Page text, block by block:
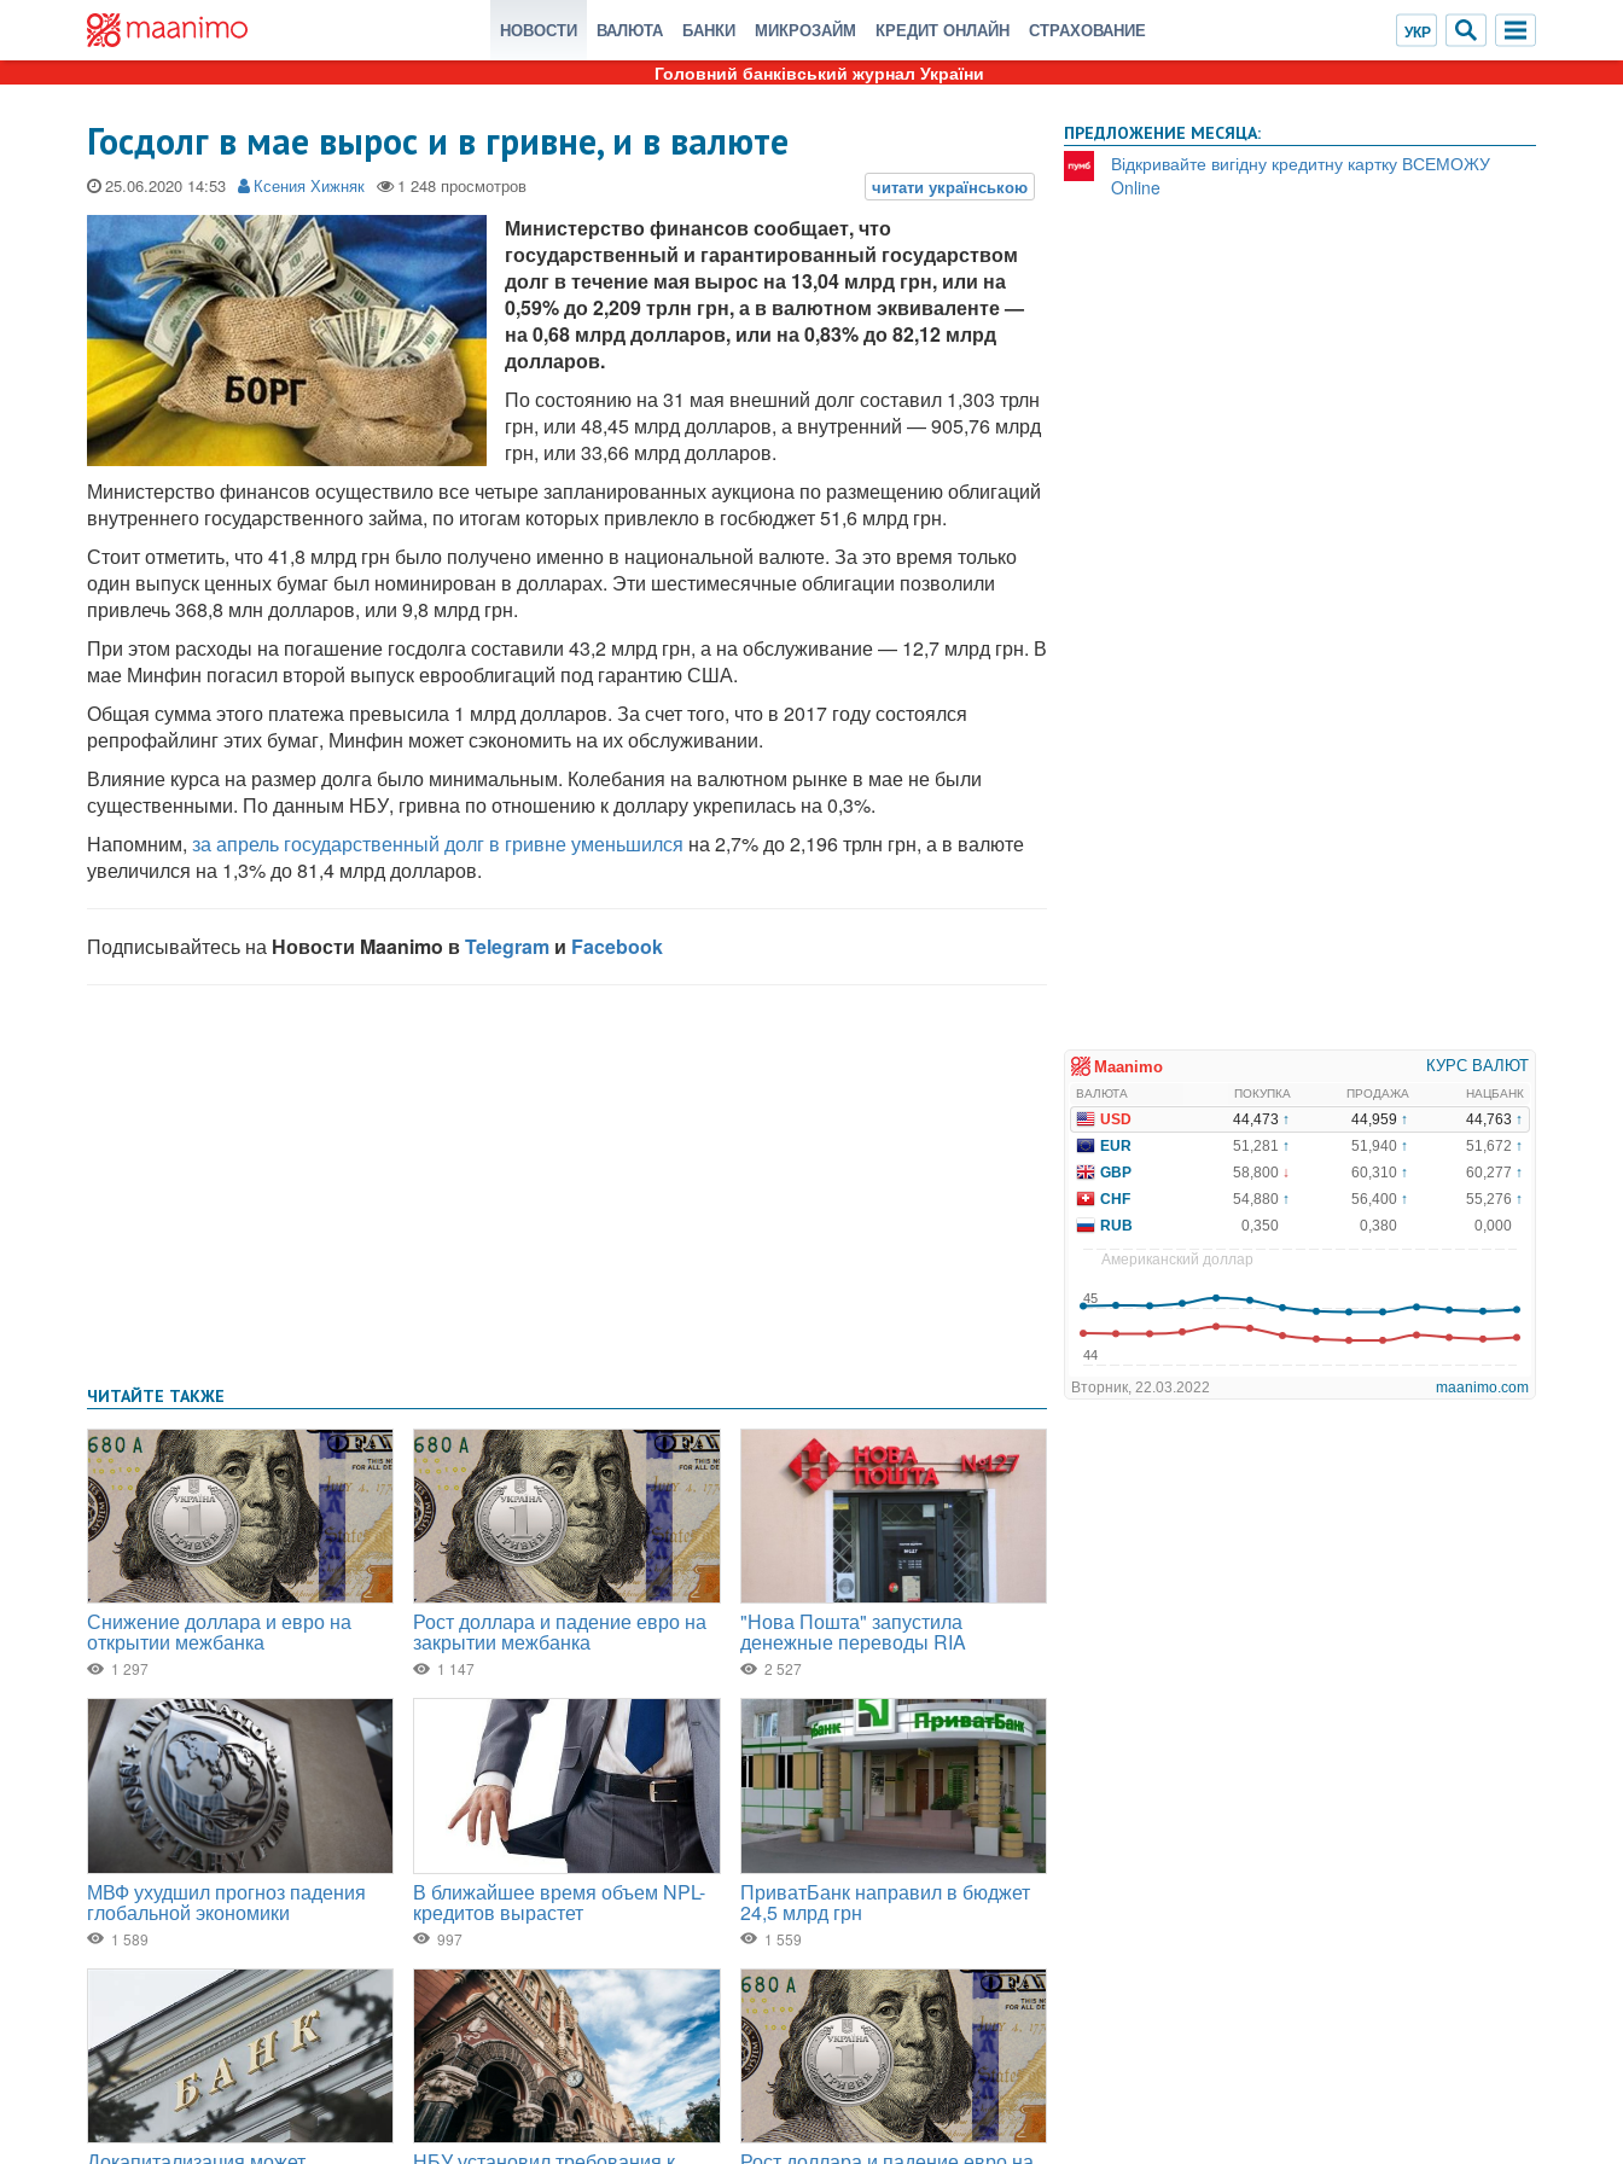
НОВОСТИ ВАЛЮТА БАНКИ МИКРОЗАЙМ КРЕДИТ ОНЛАЙН СТРАХОВАНИЕ
Головний банківський журнал України
Госдолг в мае вырос и в гривне, и в валюте
25.06.2020 Ксения Хижняк
Министерство финансов сообщает, что
государственный и гарантированный государством
долг в течение мая вырос на 13,04 млрд грн, или на
0,59% до 2,209 трлн грн, а в валютном эквиваленте —
на 0,68 млрд долларов, или на 0,83% до 82,12 млрд
долларов.
По состоянию на 31 мая внешний долг составил 1,303 трлн
грн, или 48,45 млрд долларов, а внутренний — 905,76 млрд
грн, или 33,66 млрд долларов.
Министерство финансов осуществило все четыре запланированных аукциона по размещению облигаций
внутреннего государственного займа, по итогам которых привлекло в госбюджет 51,6 млрд грн.
Стоит отметить, что 41,8 млрд грн было получено именно в национальной валюте. За это время только
один выпуск ценных бумаг был номинирован в долларах. Эти шестимесячные облигации позволили
привлечь 368,8 млн долларов, или 9,8 млрд грн.
При этом расходы на погашение госдолга составили 43,2 млрд грн, а на обслуживание — 12,7 млрд грн. В
мае Минфин погасил второй выпуск еврооблигаций под гарантию США.
Общая сумма этого платежа превысила 1 млрд долларов. За счет того, что в 2017 году состоялся
репрофайлинг этих бумаг, Минфин может сэкономить на их обслуживании.
Влияние курса на размер долга было минимальным. Колебания на валютном рынке в мае не были
существенными. По данным НБУ, гривна по отношению к доллару укрепилась на 0,3%.
Напомним, за апрель государственный долг в гривне уменьшился на 2,7% до 2,196 трлн грн, а в валюте
увеличился на 1,3% до 81,4 млрд долларов.
ПРЕДЛОЖЕНИЕ МЕСЯЦА:
Відкривайте вигідну кредитну картку ВСЕМОЖУ
Online